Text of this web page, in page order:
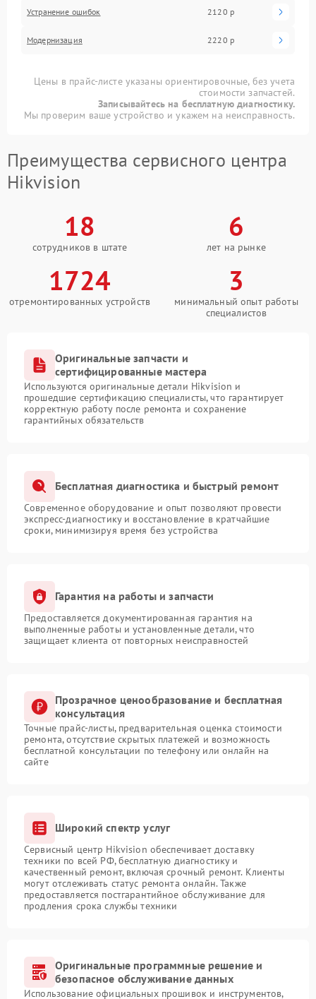
Устранение ошибок 2120 р
Модернизация 2220 р
Цены в прайс-листе указаны ориентировочные, без учета
стоимости запчастей.
Записывайтесь на бесплатную диагностику.
Мы проверим ваше устройство и укажем на неисправность.
Преимущества сервисного центра
Hikvision
18
сотрудников в штате
6
лет на рынке
1724
отремонтированных устройств
3
минимальный опыт работы
специалистов
Оригинальные запчасти и
сертифицированные мастера
Используются оригинальные детали Hikvision и
прошедшие сертификацию специалисты, что гарантирует
корректную работу после ремонта и сохранение
гарантийных обязательств
Бесплатная диагностика и быстрый ремонт
Современное оборудование и опыт позволяют провести
экспресс-диагностику и восстановление в кратчайшие
сроки, минимизируя время без устройства
Гарантия на работы и запчасти
Предоставляется документированная гарантия на
выполненные работы и установленные детали, что
защищает клиента от повторных неисправностей
Прозрачное ценообразование и бесплатная
консультация
Точные прайс-листы, предварительная оценка стоимости
ремонта, отсутствие скрытых платежей и возможность
бесплатной консультации по телефону или онлайн на
сайте
Широкий спектр услуг
Сервисный центр Hikvision обеспечивает доставку
техники по всей РФ, бесплатную диагностику и
качественный ремонт, включая срочный ремонт. Клиенты
могут отслеживать статус ремонта онлайн. Также
предоставляется постгарантийное обслуживание для
продления срока службы техники
Оригинальные программные решение и
безопасное обслуживание данных
Использование официальных прошивок и инструментов,